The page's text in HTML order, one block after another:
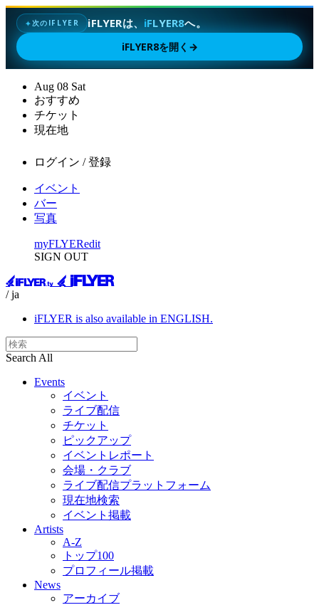
✦次のIFLYER iFLYERは、 iFLYER8へ。
iFLYER8を開く →
Aug 08 Sat
おすすめ
チケット
現在地
ログイン / 登録
イベント
バー
写真
myFLYERedit
SIGN OUT
/ ja
iFLYER is also available in ENGLISH.
Search All
Events
イベント
ライブ配信
チケット
ピックアップ
イベントレポート
会場・クラブ
ライブ配信プラットフォーム
現在地検索
イベント掲載
Artists
A-Z
トップ100
プロフィール掲載
News
アーカイブ